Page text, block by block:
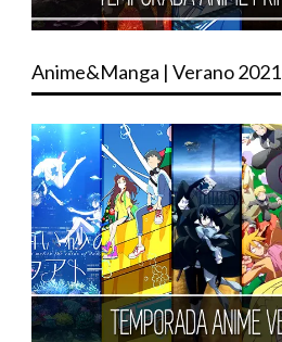
Anime&Manga | Verano 2021